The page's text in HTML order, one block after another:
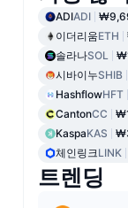
ADIADI
이더리움ETH
솔라나SOL
시바이누SHIB
HashflowHFT
CantonCC
KaspaKAS
체인링크 LINK
트렌딩